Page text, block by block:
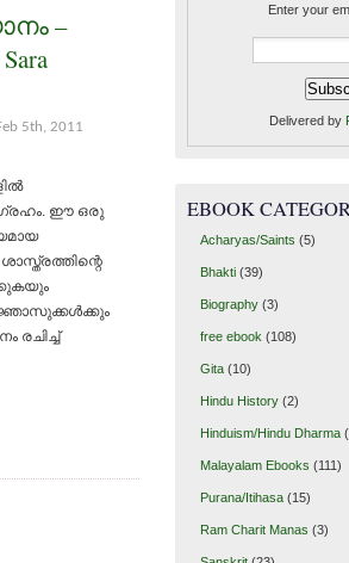
–
5th, 2011
ഈ ഒരു
രചിച്ച്
Enter your
Delivered by
EBOOK
Acharyas/Saints (5)
Bhakti(39)
Biography(3)
free ebook (108)
Gita(10)
Hindu History(2)
Hinduism/Hindu Dharma
Malayalam Ebooks (111)
Purana/Itihasa(15)
Ram Charit Manas (3)